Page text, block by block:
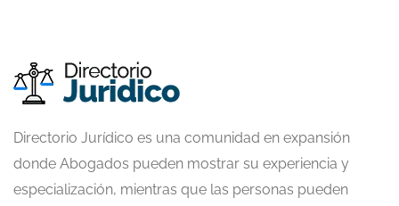
Directorio Jurídico es una comunidad en expansión
donde Abogados pueden mostrar su experiencia y
especialización, mientras que las personas pueden